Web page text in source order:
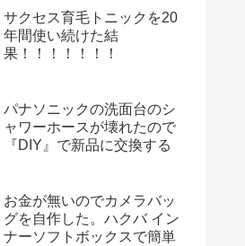
サクセス育毛トニックを20
年間使い続けた結
果！！！！！！！
パナソニックの洗面台のシ
ャワーホースが壊れたので
『DIY』で新品に交換する
お金が無いのでカメラバッ
グを自作した。ハクバ イン
ナーソフトボックスで簡単